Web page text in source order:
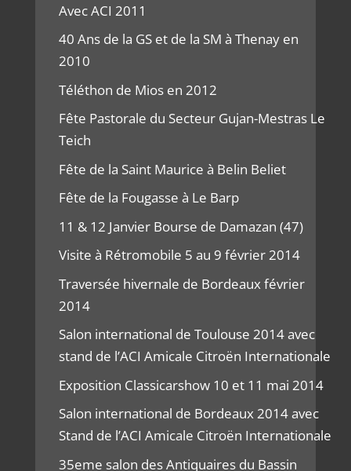
Avec ACI 2011
40 Ans de la GS et de la SM à Thenay en
2010
Téléthon de Mios en 2012
Fête Pastorale du Secteur Gujan-Mestras Le
Teich
Fête de la Saint Maurice à Belin Beliet
Fête de la Fougasse à Le Barp
11 & 12 Janvier Bourse de Damazan (47)
Visite à Rétromobile 5 au 9 février 2014
Traversée hivernale de Bordeaux février
2014
Salon international de Toulouse 2014 avec
stand de l’ACI Amicale Citroën Internationale
Exposition Classicarshow 10 et 11 mai 2014
Salon international de Bordeaux 2014 avec
Stand de l’ACI Amicale Citroën Internationale
35eme salon des Antiquaires du Bassin